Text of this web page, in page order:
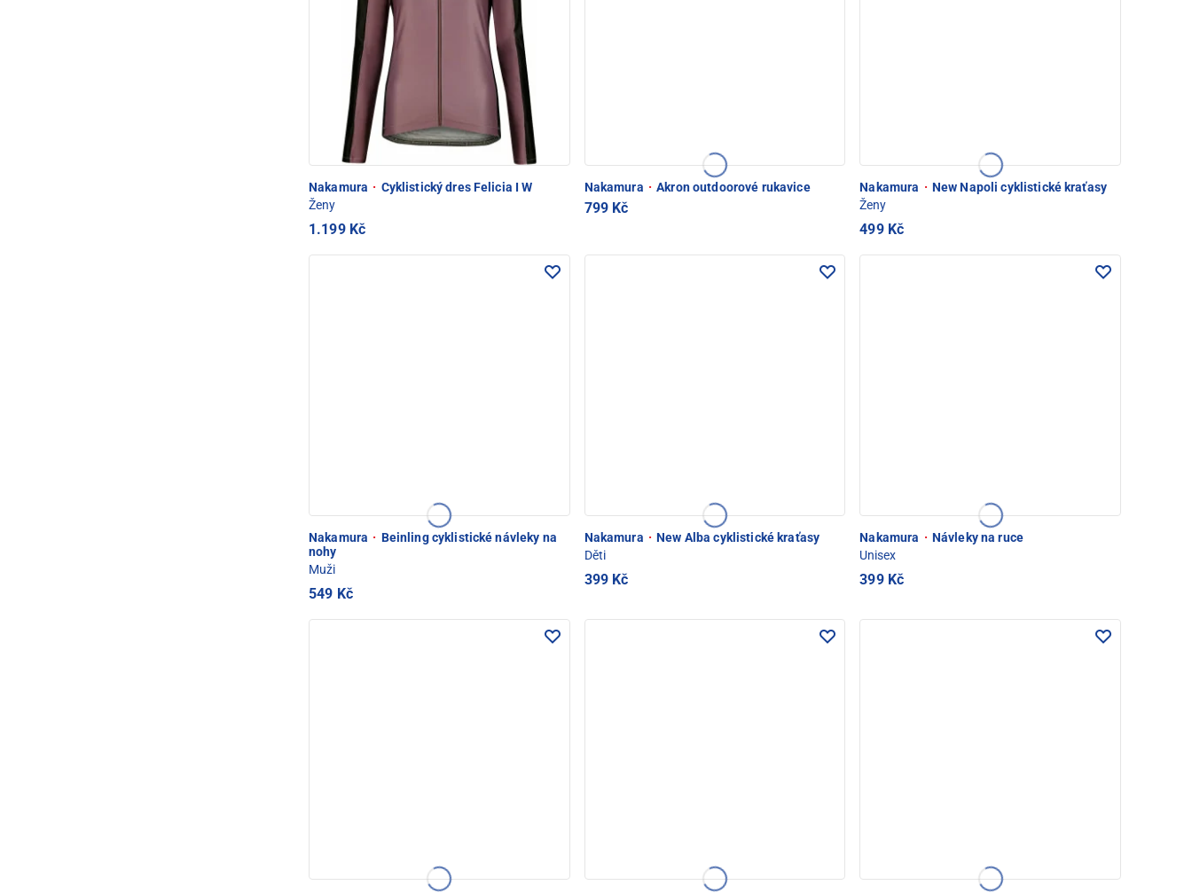
Nakamura · Cyklistický dres Felicia I W
Ženy
1.199 Kč
Nakamura · Akron outdoorové rukavice
799 Kč
Nakamura · New Napoli cyklistické kraťasy
Ženy
499 Kč
Nakamura · Beinling cyklistické návleky na
nohy
Muži
549 Kč
Nakamura · New Alba cyklistické kraťasy
Děti
399 Kč
Nakamura · Návleky na ruce
Unisex
399 Kč